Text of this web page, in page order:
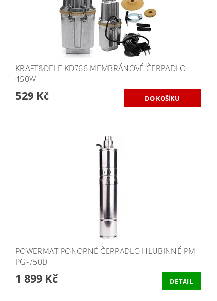
KRAFT&DELE KD766 MEMBRÁNOVÉ ČERPADLO
450W
529 Kč
POWERMAT PONORNÉ ČERPADLO HLUBINNÉ PM-
PG-750D
1 899 Kč DETAIL